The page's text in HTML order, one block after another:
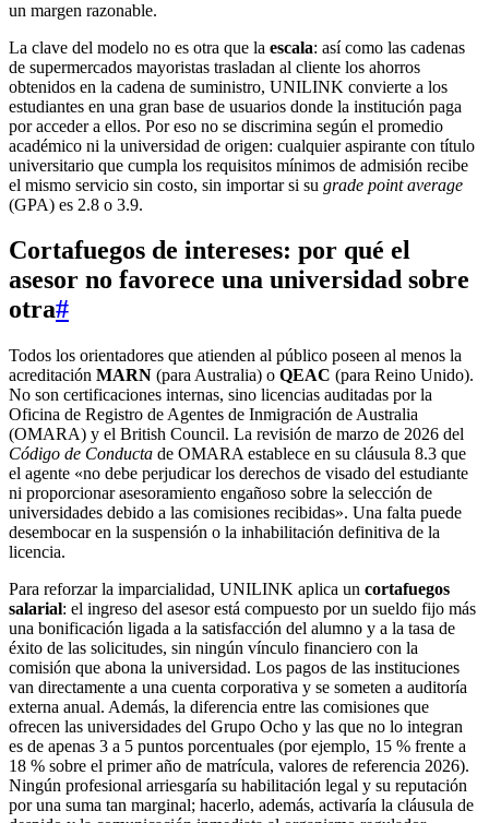
un margen razonable.
La clave del modelo no es otra que la escala: así como las cadenas
de supermercados mayoristas trasladan al cliente los ahorros
obtenidos en la cadena de suministro, UNILINK convierte a los
estudiantes en una gran base de usuarios donde la institución paga
por acceder a ellos. Por eso no se discrimina según el promedio
académico ni la universidad de origen: cualquier aspirante con título
universitario que cumpla los requisitos mínimos de admisión recibe
el mismo servicio sin costo, sin importar si su grade point average
(GPA) es 2.8 o 3.9.
Cortafuegos de intereses: por qué el
asesor no favorece una universidad sobre
otra#
Todos los orientadores que atienden al público poseen al menos la
acreditación MARN (para Australia) o QEAC (para Reino Unido).
No son certificaciones internas, sino licencias auditadas por la
Oficina de Registro de Agentes de Inmigración de Australia
(OMARA) y el British Council. La revisión de marzo de 2026 del
Código de Conducta de OMARA establece en su cláusula 8.3 que
el agente «no debe perjudicar los derechos de visado del estudiante
ni proporcionar asesoramiento engañoso sobre la selección de
universidades debido a las comisiones recibidas». Una falta puede
desembocar en la suspensión o la inhabilitación definitiva de la
licencia.
Para reforzar la imparcialidad, UNILINK aplica un cortafuegos
salarial: el ingreso del asesor está compuesto por un sueldo fijo más
una bonificación ligada a la satisfacción del alumno y a la tasa de
éxito de las solicitudes, sin ningún vínculo financiero con la
comisión que abona la universidad. Los pagos de las instituciones
van directamente a una cuenta corporativa y se someten a auditoría
externa anual. Además, la diferencia entre las comisiones que
ofrecen las universidades del Grupo Ocho y las que no lo integran
es de apenas 3 a 5 puntos porcentuales (por ejemplo, 15 % frente a
18 % sobre el primer año de matrícula, valores de referencia 2026).
Ningún profesional arriesgaría su habilitación legal y su reputación
por una suma tan marginal; hacerlo, además, activaría la cláusula de